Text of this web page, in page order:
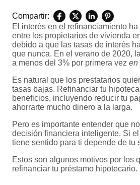
Compartir:
El interés en el refinanciamiento
entre los propietarios de vivienda
debido a que las tasas de interés
que nunca. En el verano de 2020,
a menos del 3% por primera vez en
Es natural que los prestatarios
tasas bajas. Refinanciar tu
beneficios, incluyendo reducir tu
ahorrarte mucho dinero a la larga.
Pero es importante entender que
decisión financiera inteligente. Si
tiene sentido para ti depende de tu
Estos son algunos motivos por los
refinanciar tu préstamo hipotecario.